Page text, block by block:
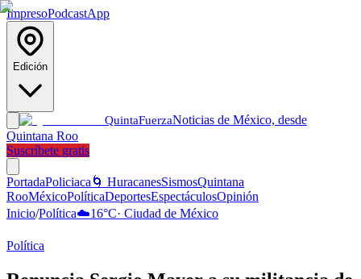
ImpresoPodcastApp
Edición
QuintaFuerzaNoticias de México, desde
Quintana Roo
Suscríbete gratis
PortadaPoliciaca 🌀 HuracanesSismosQuintana
RooMéxicoPolíticaDeportesEspectáculosOpinión
Inicio/Política☁️16°C· Ciudad de México
Política